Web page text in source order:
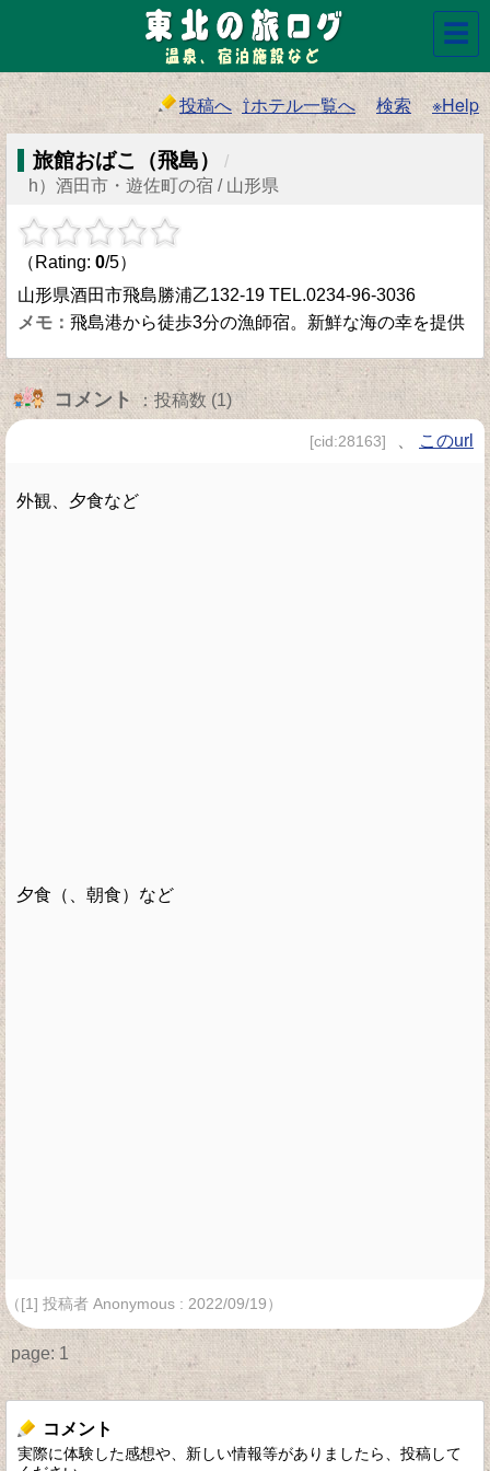
投稿へ ⇧ホテル一覧へ 検索 ※Help
旅館おばこ（飛島）
/
h）酒田市・遊佐町の宿 / 山形県
（Rating: 0/5）
山形県酒田市飛島勝浦乙132-19 TEL.0234-96-3036
飛島港から徒歩3分の漁師宿。新鮮な海の幸を提供
コメント：投稿数 (1)
[cid:28163] このurl
外観、夕食など
夕食（、朝食）など
（[1] 投稿者 Anonymous : 2022/09/19）
page: 1
コメント
実際に体験した感想や、新しい情報等がありましたら、投稿して
☰